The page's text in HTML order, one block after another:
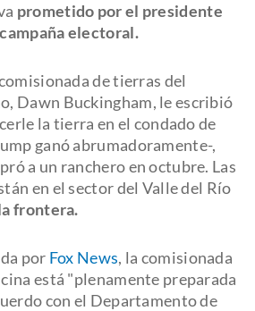
prometido por el presidente
electoral.
de tierras del
Dawn Buckingham, le escribió
la tierra en el condado de
ganó abrumadoramente-,
a un ranchero en octubre. Las
en el sector del Valle del Río
frontera.
por Fox News, la comisionada
está "plenamente preparada
con el Departamento de